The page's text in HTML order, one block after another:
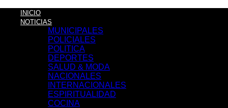
INICIO
NOTICIAS
MUNICIPALES
POLICIALES
POLITICA
DEPORTES
SALUD & MODA
NACIONALES
INTERNACIONALES
ESPIRITUALIDAD
COCINA